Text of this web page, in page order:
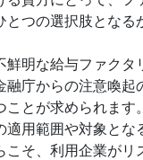
とつの選択肢となる
鮮明な給与ファクタ
融庁からの注意喚起
ことが求められます。
適用範囲や対象とな
こそ、利用企業がリ